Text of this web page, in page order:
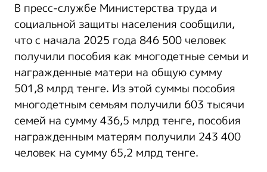
В пресс-службе Министерства труда и
социальной защиты населения сообщили,
что с начала 2025 года 846 500 человек
получили пособия как многодетные семьи и
награжденные матери на общую сумму
501,8 млрд тенге. Из этой суммы пособия
многодетным семьям получили 603 тысячи
семей на сумму 436,5 млрд тенге, пособия
награжденным матерям получили 243 400
человек на сумму 65,2 млрд тенге.